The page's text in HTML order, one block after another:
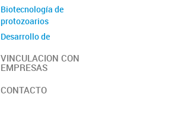
Biotecnología de
protozoarios
Desarrollo de
Diversidad Microbiana
ligandos
VINCULACION CON
EMPRESAS
CONTACTO